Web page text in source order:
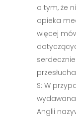
o tym, że
opieka
więcej
S: W
Anglii